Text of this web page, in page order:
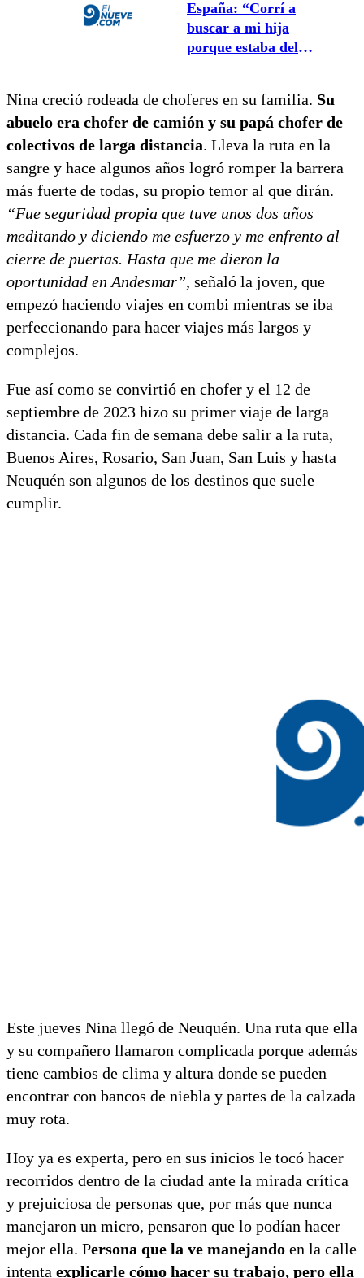
España: “Corrí a
buscar a mi hija
porque estaba del
quedan los pueblos
aislados”
Nina creció rodeada de choferes en su familia. Su
abuelo era chofer de camión y su papá chofer de
colectivos de larga distancia. Lleva la ruta en la
sangre y hace algunos años logró romper la barrera
más fuerte de todas, su propio temor al que dirán.
“Fue seguridad propia que tuve unos dos años
meditando y diciendo me esfuerzo y me enfrento al
cierre de puertas. Hasta que me dieron la
oportunidad en Andesmar”, señaló la joven, que
empezó haciendo viajes en combi mientras se iba
perfeccionando para hacer viajes más largos y
complejos.
Fue así como se convirtió en chofer y el 12 de
septiembre de 2023 hizo su primer viaje de larga
distancia. Cada fin de semana debe salir a la ruta,
Buenos Aires, Rosario, San Juan, San Luis y hasta
Neuquén son algunos de los destinos que suele
cumplir.
Este jueves Nina llegó de Neuquén. Una ruta que ella
y su compañero llamaron complicada porque además
tiene cambios de clima y altura donde se pueden
encontrar con bancos de niebla y partes de la calzada
muy rota.
Hoy ya es experta, pero en sus inicios le tocó hacer
recorridos dentro de la ciudad ante la mirada crítica
y prejuiciosa de personas que, por más que nunca
manejaron un micro, pensaron que lo podían hacer
mejor ella. Persona que la ve manejando en la calle
intenta explicarle cómo hacer su trabajo, pero ella